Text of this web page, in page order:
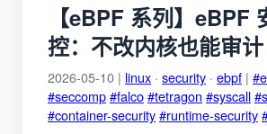
【eBPF 系列】eBPF
控：不改内核也能审
2026-05-10 | linux · security · ebpf |
#seccomp#falco#tetragon #syscall
#container-security#runtime-security